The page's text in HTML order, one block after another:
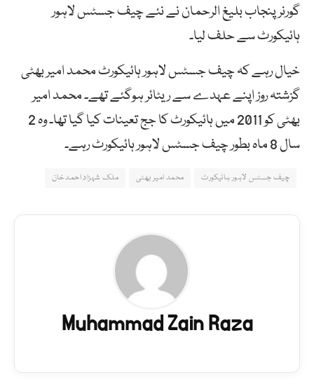
گورنر پنجاب بلیغ الرحمان نے نئے چیف جسٹس لاہور
ہائیکورٹ سے حلف لیا۔
خیال رہے کہ چیف جسٹس لاہور ہائیکورٹ محمد امیر بھٹی
گزشتہ روز اپنے عہدے سے ریٹائر ہوگئے تھے۔ محمد امیر
بھٹی کو 2011 میں ہائیکورٹ کا جج تعینات کیا گیا تھا۔ وہ 2
سال 8 ماہ بطور چیف جسٹس لاہور ہائیکورٹ رہے۔
چیف جسٹس لاہور ہائیکورٹ محمد امیر بھٹی ملک شہزاد احمد خان
Muhammad Zain Raza